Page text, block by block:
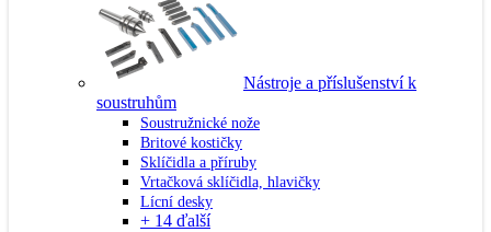
Nástroje a příslušenství k
soustruhům
Soustružnické nože
Britové kostičky
Sklíčidla a příruby
Vrtačková sklíčidla, hlavičky
Lícní desky
+ 14 ďalší